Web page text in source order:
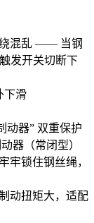
混乱 —— 当钢
发开关切断下
下滑
动器” 双重保护
器（常闭型）
牢锁住钢丝绳，
动扭矩大，适配